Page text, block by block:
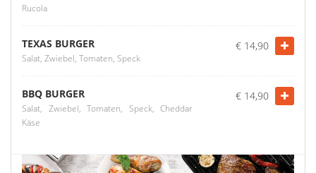
Rucola
TEXAS BURGER
Salat, Zwiebel, Tomaten, Speck
€ 14,90
BBQ BURGER
Salat, Zwiebel, Tomaten, Speck, Cheddar
Käse
€ 14,90